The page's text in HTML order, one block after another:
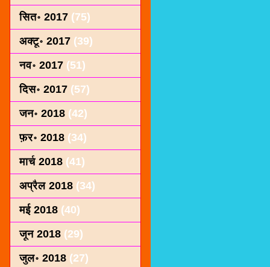
सित॰ 2017 (75)
अक्टू॰ 2017 (39)
नव॰ 2017 (51)
दिस॰ 2017 (57)
जन॰ 2018 (42)
फ़र॰ 2018 (34)
मार्च 2018 (41)
अप्रैल 2018 (34)
मई 2018 (40)
जून 2018 (29)
जुल॰ 2018 (27)